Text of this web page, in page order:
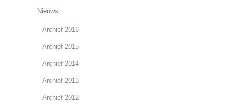
Nieuws
Archief 2016
Archief 2015
Archief 2014
Archief 2013
Archief 2012